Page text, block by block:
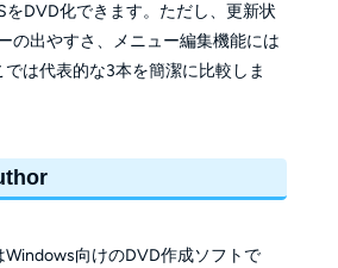
をDVD化できます。ただし、更新状
の出やすさ、メニュー編集機能には
は代表的な3本を簡潔に比較しま
向けのDVD作成ソフトで